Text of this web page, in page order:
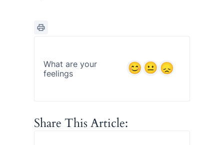
What are your
feelings
Share This Article: